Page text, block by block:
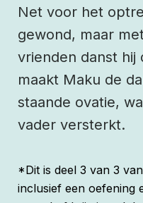
Net voor het
gewond, maar
vrienden danst hij
maakt Maku de
staande ovatie,
vader versterkt.
*Dit is deel 3 van 3
inclusief een oefening